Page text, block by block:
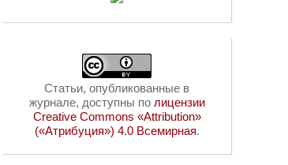
Статьи, опубликованные в
журнале, доступны по лицензии
Creative Commons «Attribution»
(«Атрибуция») 4.0 Всемирная.